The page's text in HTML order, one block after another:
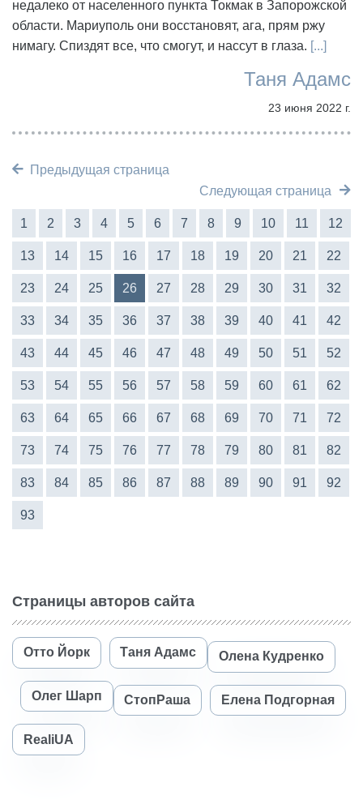
недалеко от населенного пункта Токмак в Запорожской
области. Мариуполь они восстановят, ага, прям ржу
нимагу. Спиздят все, что смогут, и нассут в глаза. [...]
Таня Адамс
23 июня 2022 г.
Предыдущая страница
Следующая страница
1 2 3 4 5 6 7 8 9 10 11 12
13 14 15 16 17 18 19 20 21 22
23 24 25 26 27 28 29 30 31 32
33 34 35 36 37 38 39 40 41 42
43 44 45 46 47 48 49 50 51 52
53 54 55 56 57 58 59 60 61 62
63 64 65 66 67 68 69 70 71 72
73 74 75 76 77 78 79 80 81 82
83 84 85 86 87 88 89 90 91 92
93
Страницы авторов сайта
Отто Йорк Таня Адамс Олена Кудренко
Олег Шарп СтопРаша Елена Подгорная
RealiUA